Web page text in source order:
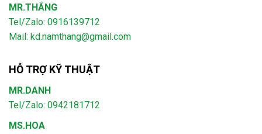
MR.THẮNG
Tel/Zalo: 0916139712
Mail: kd.namthang@gmail.com
HỖ TRỢ KỸ THUẬT
MR.DANH
Tel/Zalo: 0942181712
MS.HOA